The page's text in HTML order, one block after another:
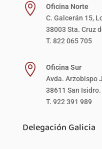

Oficina Norte
C. Galcerán 15,
38003 Sta. Cruz
T. 822 065 705

Oficina Sur
Avda. Arzobispo
38611 San Isidro.
T. 922 391 989
Delegación Galicia